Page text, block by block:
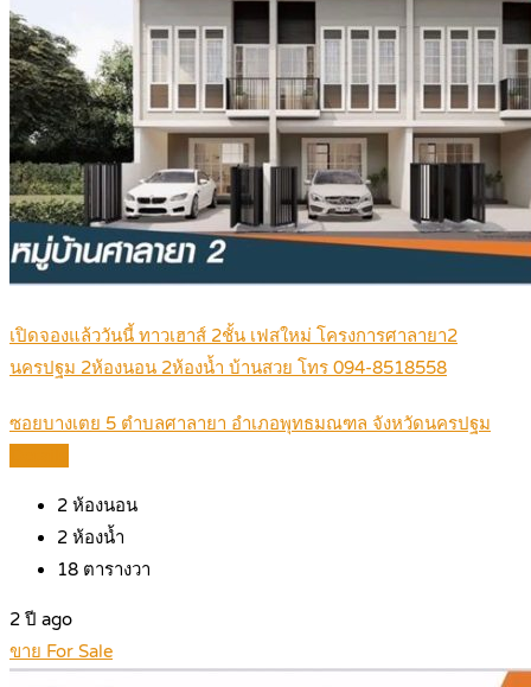
เปิดจองแล้ววันนี้ ทาวเฮาส์ 2ชั้น เฟสใหม่ โครงการศาลายา2
นครปฐม 2ห้องนอน 2ห้องน้ำ บ้านสวย โทร 094-8518558
ซอยบางเตย 5 ตำบลศาลายา อำเภอพุทธมณฑล จังหวัดนครปฐม
2 ห้องนอน
2 ห้องน้ำ
18 ตารางวา
2 ปี ago
ขาย For Sale